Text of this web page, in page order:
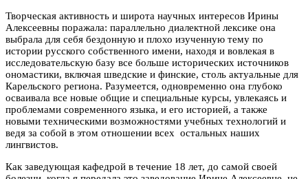
Творческая активность и широта научных интересов Ирины
Алексеевны поражала: параллельно диалектной лексике она
выбрала для себя бездонную и плохо изученную тему по
истории русского собственного имени, находя и вовлекая в
исследовательскую базу все больше исторических источников
ономастики, включая шведские и финские, столь актуальные для
Карельского региона. Разумеется, одновременно она глубоко
осваивала все новые общие и специальные курсы, увлекаясь и
проблемами современного языка, и его историей, а также
новыми техническими возможностями учебных технологий и
ведя за собой в этом отношении всех остальных наших
лингвистов.
Как заведующая кафедрой в течение 18 лет, до самой своей